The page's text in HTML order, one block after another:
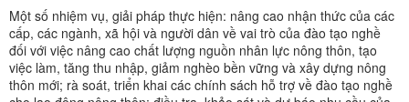
Một số nhiệm vụ, giải pháp thực hiện: nâng cao nhận thức của các
cấp, các ngành, xã hội và người dân về vai trò của đào tạo nghề
đối với việc nâng cao chất lượng nguồn nhân lực nông thôn, tạo
việc làm, tăng thu nhập, giảm nghèo bền vững và xây dựng nông
thôn mới; rà soát, triển khai các chính sách hỗ trợ về đào tạo nghề